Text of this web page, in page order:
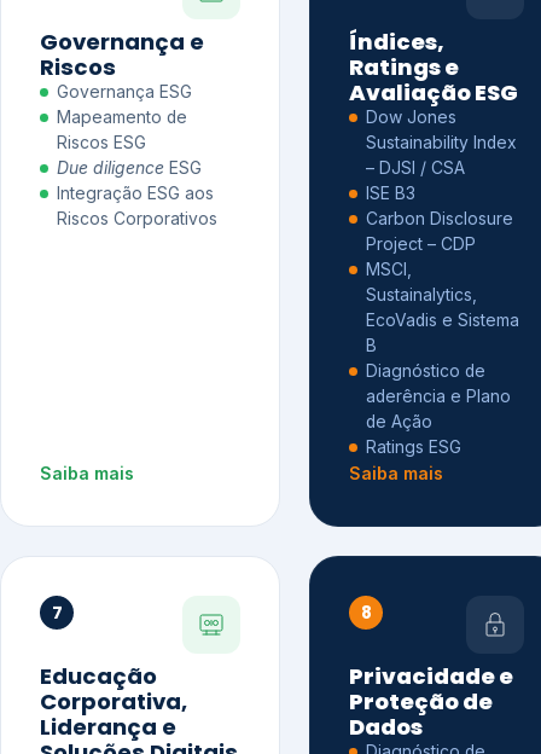
Governança e
Riscos
Governança ESG
Mapeamento de
Riscos ESG
Due diligence ESG
Integração ESG aos
Riscos Corporativos
Saiba mais
Índices,
Ratings e
Avaliação ESG
Dow Jones
Sustainability Index
– DJSI / CSA
ISE B3
Carbon Disclosure
Project – CDP
MSCI,
Sustainalytics,
EcoVadis e Sistema
B
Diagnóstico de
aderência e Plano
de Ação
Ratings ESG
Saiba mais
7
Educação
Corporativa,
Liderança e
8
Privacidade e
Proteção de
Dados